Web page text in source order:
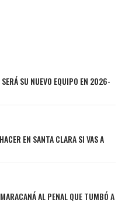
SU NUEVO EQUIPO EN 2026-
EN SANTA CLARA SI VAS A
AL PENAL QUE TUMBÓ A